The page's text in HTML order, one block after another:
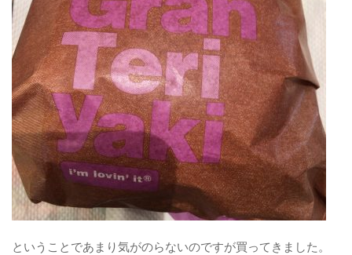
ということであまり気がのらないのですが買ってきました。